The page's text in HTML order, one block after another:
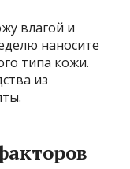
влагой и
наносите
типа кожи.
из